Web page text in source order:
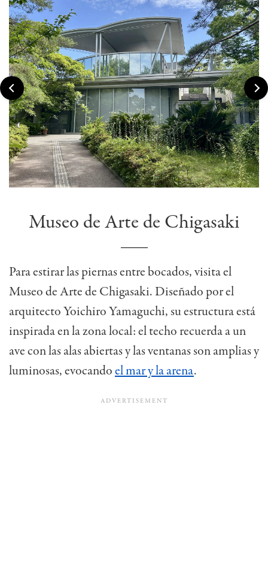
Museo de Arte de Chigasaki
Para estirar las piernas entre bocados, visita el
Museo de Arte de Chigasaki. Diseñado por el
arquitecto Yoichiro Yamaguchi, su estructura está
inspirada en la zona local: el techo recuerda a un
ave con las alas abiertas y las ventanas son amplias y
luminosas, evocandoel mar y la arena.